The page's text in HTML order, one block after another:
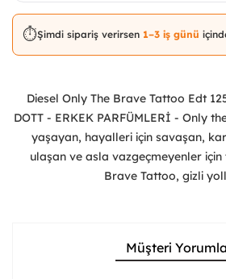
⏱️Şimdi sipariş verirsen 1–3 iş günü
Diesel Only The Brave Tattoo Edt
DOTT - ERKEK PARFÜMLERİ - Only
yaşayan, hayalleri için savaşan,
ulaşan ve asla vazgeçmeyenler için
Brave Tattoo, gizli
Müşteri